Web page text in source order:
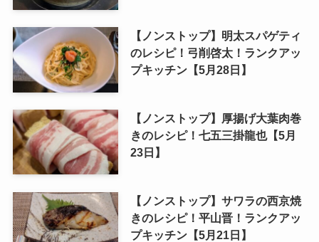
【ノンストップ】明太スパゲティ
のレシピ！弓削啓太！ランクアッ
プキッチン【5月28日】
【ノンストップ】厚揚げ大葉肉巻
きのレシピ！七五三掛龍也【5月
23日】
【ノンストップ】サワラの西京焼
きのレシピ！平山晋！ランクアッ
プキッチン【5月21日】